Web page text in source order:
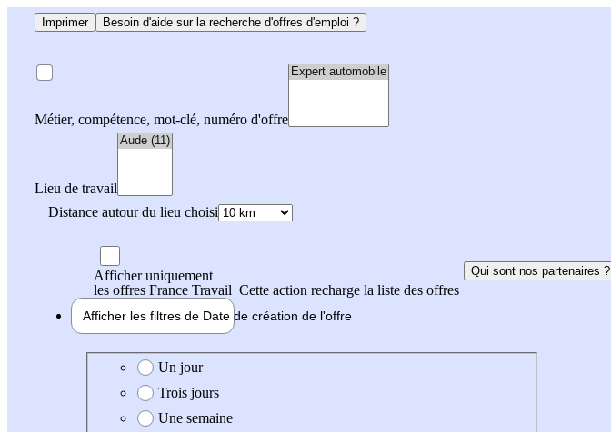
Imprimer Besoin d'aide sur la recherche d'offres d'emploi ?
Métier, compétence, mot-clé, numéro d'offre
Lieu de travail
Distance autour du lieu choisi
Afficher uniquement
les offres France Travail Cette action recharge la liste des offres
Qui sont nos partenaires ?
Afficher les filtres de Date de création de l'offre
Date de création de l'offre
Un jour
Trois jours
Une semaine